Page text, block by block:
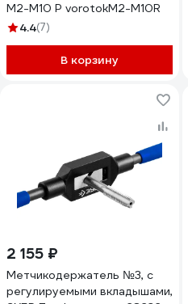
М2-М10 Р vorotokM2-M10R
4.4(7)
В корзину
2 155 ₽
Метчикодержатель №3, с
регулируемыми вкладышами,